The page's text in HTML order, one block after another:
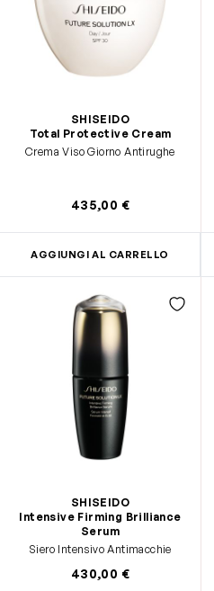
SHISEIDO
Total Protective Cream
Crema Viso Giorno Antirughe
435,00 €
AGGIUNGI AL CARRELLO
SHISEIDO
Intensive Firming Brilliance
Serum
Siero Intensivo Antimacchie
430,00 €